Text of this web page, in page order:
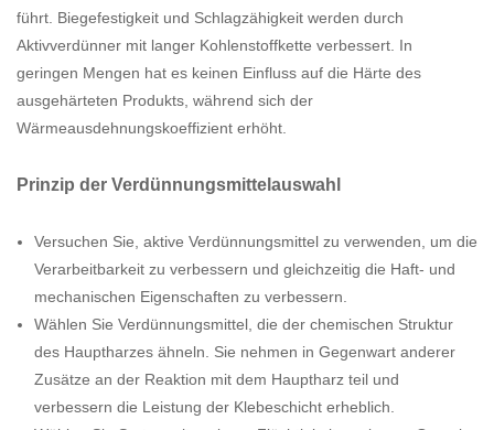
führt. Biegefestigkeit und Schlagzähigkeit werden durch
Aktivverdünner mit langer Kohlenstoffkette verbessert. In
geringen Mengen hat es keinen Einfluss auf die Härte des
ausgehärteten Produkts, während sich der
Wärmeausdehnungskoeffizient erhöht.
Prinzip der Verdünnungsmittelauswahl
Versuchen Sie, aktive Verdünnungsmittel zu verwenden, um die
Verarbeitbarkeit zu verbessern und gleichzeitig die Haft- und
mechanischen Eigenschaften zu verbessern.
Wählen Sie Verdünnungsmittel, die der chemischen Struktur
des Hauptharzes ähneln. Sie nehmen in Gegenwart anderer
Zusätze an der Reaktion mit dem Hauptharz teil und
verbessern die Leistung der Klebeschicht erheblich.